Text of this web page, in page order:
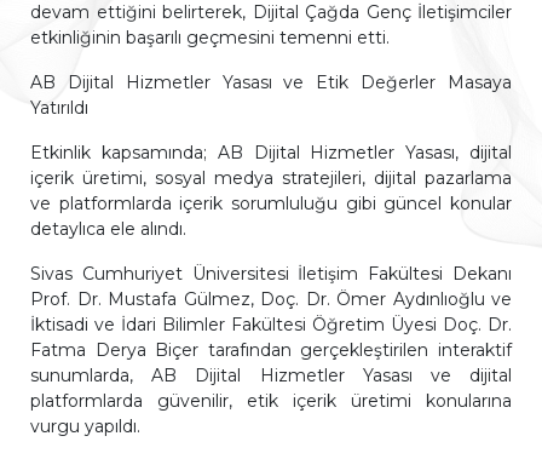
devam ettiğini belirterek, Dijital Çağda Genç İletişimciler
etkinliğinin başarılı geçmesini temenni etti.
AB Dijital Hizmetler Yasası ve Etik Değerler Masaya
Yatırıldı
Etkinlik kapsamında; AB Dijital Hizmetler Yasası, dijital
içerik üretimi, sosyal medya stratejileri, dijital pazarlama
ve platformlarda içerik sorumluluğu gibi güncel konular
detaylıca ele alındı.
Sivas Cumhuriyet Üniversitesi İletişim Fakültesi Dekanı
Prof. Dr. Mustafa Gülmez, Doç. Dr. Ömer Aydınlıoğlu ve
İktisadi ve İdari Bilimler Fakültesi Öğretim Üyesi Doç. Dr.
Fatma Derya Biçer tarafından gerçekleştirilen interaktif
sunumlarda, AB Dijital Hizmetler Yasası ve dijital
platformlarda güvenilir, etik içerik üretimi konularına
vurgu yapıldı.